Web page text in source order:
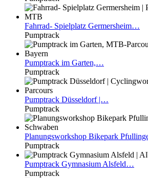
Fahrrad- Spielplatz Germersheim…
Pumptrack
Pumptrack im Garten,…
Pumptrack
Pumptrack Düsseldorf |…
Pumptrack
Planungsworkshop Bikepark
Pumptrack
Pumptrack Gymnasium Alsfeld…
Pumptrack